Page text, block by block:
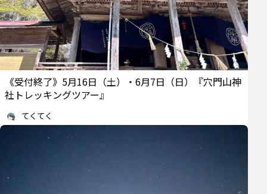
《受付終了》5月16日（土）・6月7日（日）『穴門山神
社トレッキングツアー』
てくてく